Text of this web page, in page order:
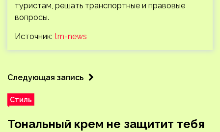
туристам, решать транспортные и правовые
вопросы.
Источник: trn-news
Следующая запись
Стиль
Тональный крем не защитит тебя